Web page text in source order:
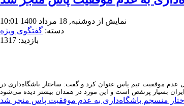
نمایش از دوشنبه, 18 مرداد 1400 10:01
دسته: گفتگوی ویژه
بازدید: 1317
عدم موفقیت تیم پاس عنوان کرد و گفت: ساختار باشگاه‌داری در
منسجم باشگاه‌داری به عدم موفقیت پاس منجر شد